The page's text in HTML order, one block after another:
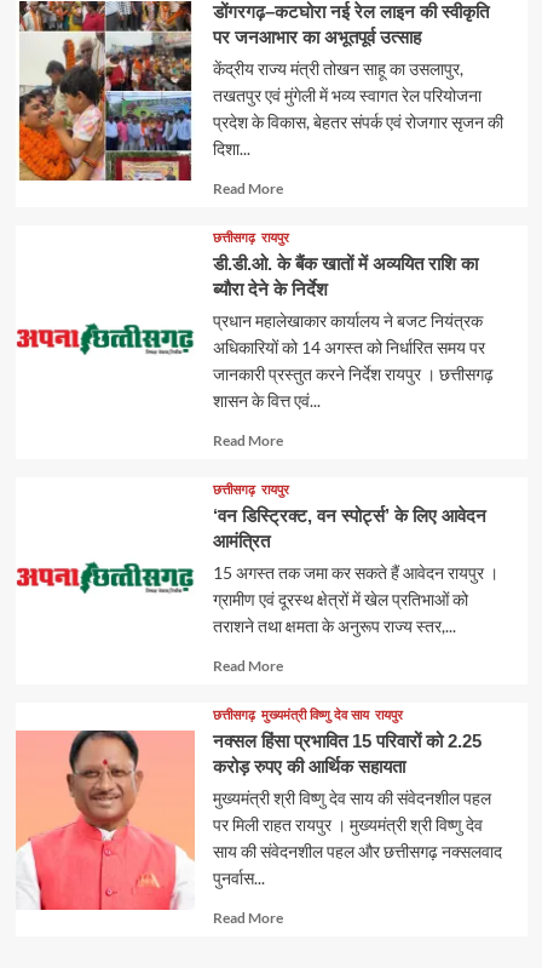
डोंगरगढ़–कटघोरा नई रेल लाइन की स्वीकृति
पर जनआभार का अभूतपूर्व उत्साह
केंद्रीय राज्य मंत्री तोखन साहू का उसलापुर,
तखतपुर एवं मुंगेली में भव्य स्वागत रेल परियोजना
प्रदेश के विकास, बेहतर संपर्क एवं रोजगार सृजन की
दिशा...
Read MoreRead
about
छत्तीसगढ़ रायपुर
डी.डी.ओ. के बैंक खातों में अव्ययित राशि का
ब्यौरा देने के निर्देश
प्रधान महालेखाकार कार्यालय ने बजट नियंत्रक
अधिकारियों को 14 अगस्त को निर्धारित समय पर
जानकारी प्रस्तुत करने निर्देश रायपुर । छत्तीसगढ़
शासन के वित्त एवं...
Read MoreRead
about
छत्तीसगढ़ रायपुर
‘वन डिस्ट्रिक्ट, वन स्पोर्ट्स’ के लिए आवेदन
आमंत्रित
15 अगस्त तक जमा कर सकते हैं आवेदन रायपुर ।
ग्रामीण एवं दूरस्थ क्षेत्रों में खेल प्रतिभाओं को
तराशने तथा क्षमता के अनुरूप राज्य स्तर,...
Read MoreRead
about
छत्तीसगढ़ मुख्यमंत्री विष्णु देव साय रायपुर
नक्सल हिंसा प्रभावित 15 परिवारों को 2.25
करोड़ रुपए की आर्थिक सहायता
मुख्यमंत्री श्री विष्णु देव साय की संवेदनशील पहल
पर मिली राहत रायपुर । मुख्यमंत्री श्री विष्णु देव
साय की संवेदनशील पहल और छत्तीसगढ़ नक्सलवाद
पुनर्वास...
Read MoreRead